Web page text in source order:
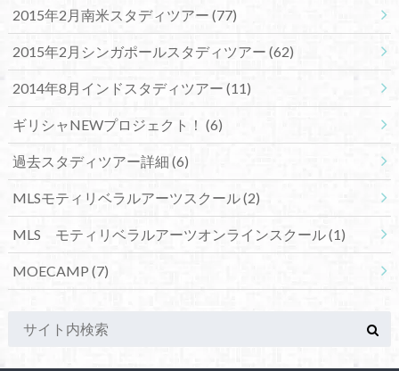
2015年2月南米スタディツアー (77)
2015年2月シンガポールスタディツアー (62)
2014年8月インドスタディツアー (11)
ギリシャNEWプロジェクト！ (6)
過去スタディツアー詳細 (6)
MLSモティリベラルアーツスクール(2)
MLS モティリベラルアーツオンラインスクール(1)
MOECAMP (7)